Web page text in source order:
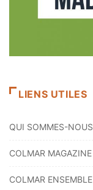
LIENS UTILES
QUI SOMMES-
COLMAR MAGAZINE
COLMAR ENSEMBLE